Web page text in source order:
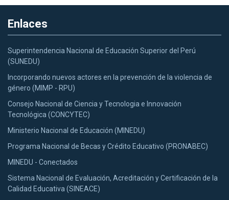
Enlaces
Superintendencia Nacional de Educación Superior del Perú
(SUNEDU)
Incorporando nuevos actores en la prevención de la violencia de
género (MIMP - RPU)
Consejo Nacional de Ciencia y Tecnologia e Innovación
Tecnológica (CONCYTEC)
Ministerio Nacional de Educación (MINEDU)
Programa Nacional de Becas y Crédito Educativo (PRONABEC)
MINEDU - Conectados
Sistema Nacional de Evaluación, Acreditación y Certificación de la
Calidad Educativa (SINEACE)